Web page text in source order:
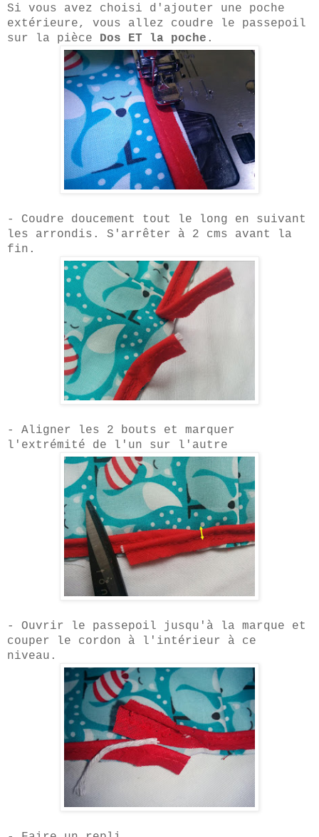
Si vous avez choisi d'ajouter une poche
extérieure, vous allez coudre le passepoil
sur la pièce Dos ET la poche .
- Coudre doucement tout le long en suivant
les arrondis. S'arrêter à 2 cms avant la
fin.
- Aligner les 2 bouts et marquer
l'extrémité de l'un sur l'autre
- Ouvrir le passepoil jusqu'à la marque et
couper le cordon à l' intérieur à ce
niveau.